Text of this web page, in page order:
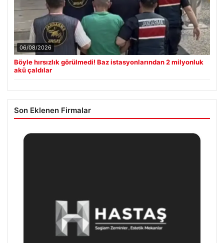
06/08/2026
Böyle hırsızlık görülmedi! Baz istasyonlarından 2 milyonluk
akü çaldılar
Son Eklenen Firmalar